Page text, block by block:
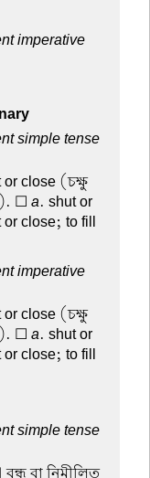
imperative
simple tense
close (চক্ষু
☐a. shut or
or close; to fill
imperative
close (চক্ষু
☐a. shut or
or close; to fill
simple tense
বন্ধ বা নিমীলিত